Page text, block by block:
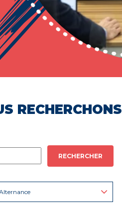
RECHERCHONS
RECHERCHER